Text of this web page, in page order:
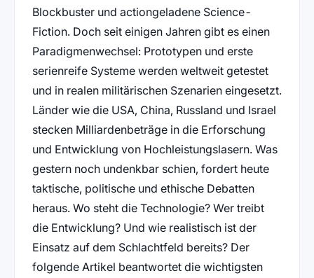
Blockbuster und actiongeladene Science-
Fiction. Doch seit einigen Jahren gibt es einen
Paradigmenwechsel: Prototypen und erste
serienreife Systeme werden weltweit getestet
und in realen militärischen Szenarien eingesetzt.
Länder wie die USA, China, Russland und Israel
stecken Milliardenbeträge in die Erforschung
und Entwicklung von Hochleistungslasern. Was
gestern noch undenkbar schien, fordert heute
taktische, politische und ethische Debatten
heraus. Wo steht die Technologie? Wer treibt
die Entwicklung? Und wie realistisch ist der
Einsatz auf dem Schlachtfeld bereits? Der
folgende Artikel beantwortet die wichtigsten